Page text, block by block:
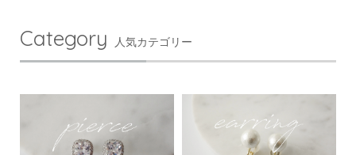
Category 人気カテゴリー